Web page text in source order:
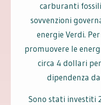
carburanti
sovvenzioni
energie Verdi.
promuovere le
circa 4 dollari
dipendenza
Sono stati investiti